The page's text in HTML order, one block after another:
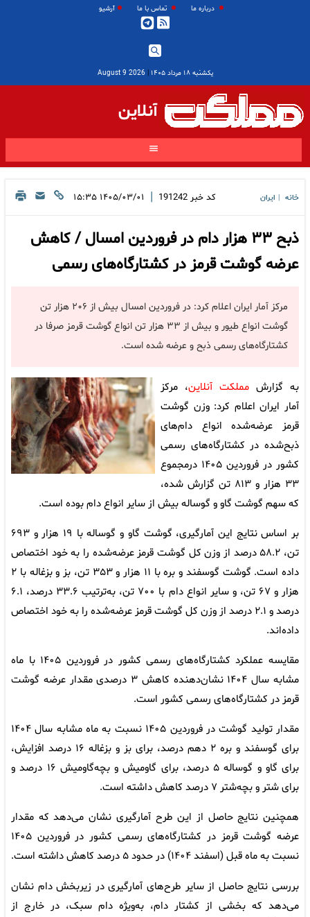
درباره ما تماس با ما آرشیو
یکشنبه ۱۸ مرداد ۱۴۰۵ |
2026 August 9
آنلاین
خانه ایران کد خبر 191242
| ۱۴۰۵/۰۳/۰۱ ۱۵:۳۵
ذبح ۳۳ هزار دام در فروردین امسال / کاهش
عرضه گوشت قرمز در کشتارگاه‌های رسمی
مرکز آمار ایران اعلام کرد: در فروردین امسال بیش از ۲۰۶ هزار تن
گوشت انواع طیور و بیش از ۳۳ هزار تن انواع گوشت قرمز صرفا در
کشتارگاه‌های رسمی ذبح و عرضه شده است.
به گزارش مملکت آنلاین، مرکز
آمار ایران اعلام کرد: وزن گوشت
قرمز عرضه‌شده انواع دام‌های
ذبح‌شده در کشتارگاه‌های رسمی
کشور در فروردین ۱۴۰۵ درمجموع
۳۳ هزار و ۸۱۳ تن گزارش شده،
که سهم گوشت گاو و گوساله بیش از سایر انواع دام بوده است.
بر اساس نتایج این آمارگیری، گوشت گاو و گوساله با ۱۹ هزار و ۶۹۳
تن، ۵۸.۲ درصد از وزن کل گوشت قرمز عرضه‌شده را به خود اختصاص
داده است. گوشت گوسفند و بره با ۱۱ هزار و ۳۵۳ تن، بز و بزغاله با ۲
هزار و ۶۷ تن، و سایر انواع دام با ۷۰۰ تن، به‌ترتیب ۳۳.۶ درصد، ۶.۱
درصد و ۲.۱ درصد از وزن کل گوشت قرمز عرضه‌شده را به خود اختصاص
داده‌اند.
مقایسه عملکرد کشتارگاه‌های رسمی کشور در فروردین ۱۴۰۵ با ماه
مشابه سال ۱۴۰۴ نشان‌دهنده کاهش ۳ درصدی مقدار عرضه گوشت
قرمز در کشتارگاه‌های رسمی کشور است.
مقدار تولید گوشت در فروردین ۱۴۰۵ نسبت به ماه مشابه سال ۱۴۰۴
برای گوسفند و بره ۲ دهم درصد، برای بز و بزغاله ۱۶ درصد افزایش،
برای گاو و گوساله ۵ درصد، برای گاومیش و بچه‌گاومیش ۱۶ درصد و
برای شتر و بچه‌شتر ۷ درصد کاهش داشته است.
همچنین نتایج حاصل از این طرح آمارگیری نشان می‌دهد که مقدار
عرضه گوشت قرمز در کشتارگاه‌های رسمی کشور در فروردین ۱۴۰۵
نسبت به ماه قبل (اسفند ۱۴۰۴) در حدود ۵ درصد کاهش داشته است.
بررسی نتایج حاصل از سایر طرح‌های آمارگیری در زیربخش دام نشان
می‌دهد که بخشی از کشتار دام، به‌ویژه دام سبک، در خارج از